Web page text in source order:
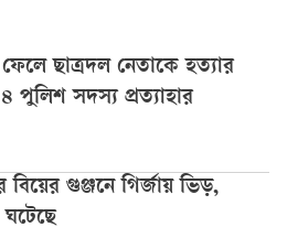
ছাত্রদল নেতাকে হত্যার
পুলিশ সদস্য প্রত্যাহার
গুঞ্জনে গির্জায় ভিড়,